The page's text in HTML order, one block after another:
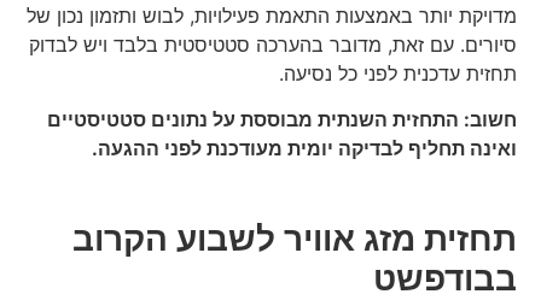
מדויקת יותר באמצעות התאמת פעילויות, לבוש ותזמון נכון של
סיורים. עם זאת, מדובר בהערכה סטטיסטית בלבד ויש לבדוק
תחזית עדכנית לפני כל נסיעה.
חשוב: התחזית השנתית מבוססת על נתונים סטטיסטיים
ואינה תחליף לבדיקה יומית מעודכנת לפני ההגעה.
תחזית מזג אוויר לשבוע הקרוב
בבודפשט